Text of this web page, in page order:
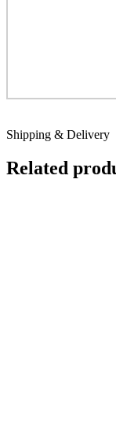
Shipping & Delivery
Related